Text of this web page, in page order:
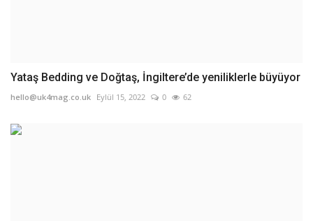
Yataş Bedding ve Doğtaş, İngiltere’de yeniliklerle büyüyor
hello@uk4mag.co.uk Eylül 15, 2022 0 62